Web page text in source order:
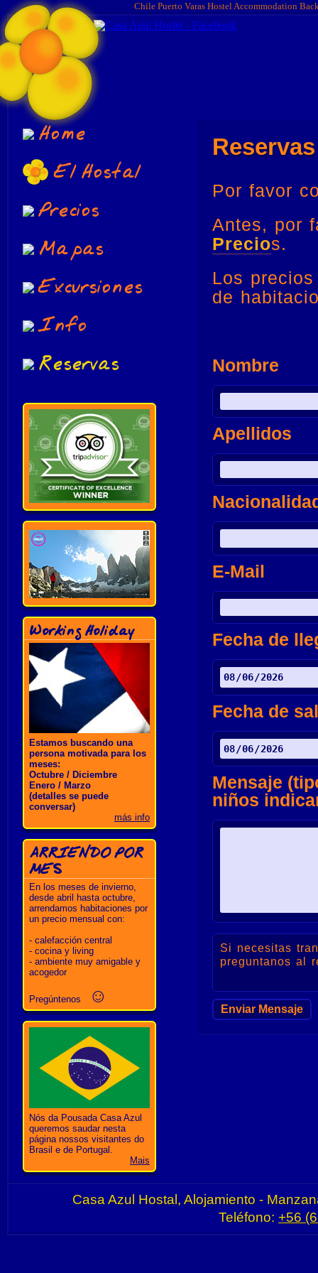
Chile Puerto Varas Hostel Accommodation
Home
El Hostal
Precios
Mapas
Excursiones
Info
Reservas
Working Holiday
Estamos buscando una
persona motivada para los
meses:
Octubre / Diciembre
Enero / Marzo
(detalles se puede
conversar)
más info
ARRIENDO POR
MES
En los meses de invierno,
desde abril hasta octubre,
arrendamos habitaciones por
un precio mensual con:
- calefacción central
- cocina y living
- ambiente muy amigable y
acogedor
Pregúntenos ☺
Nós da Pousada Casa Azul
queremos saudar nesta
página nossos visitantes do
Brasil e de Portugal.
Mais
Reservas
Por favor
Antes, por
Precios.
Los
de
Nombre
Apellidos
E-Mail
Fecha de
Fecha de
Mensaje
niños
Si necesitas
preguntanos al
Casa Azul Hostal, Alojamiento -
Teléfono: +56